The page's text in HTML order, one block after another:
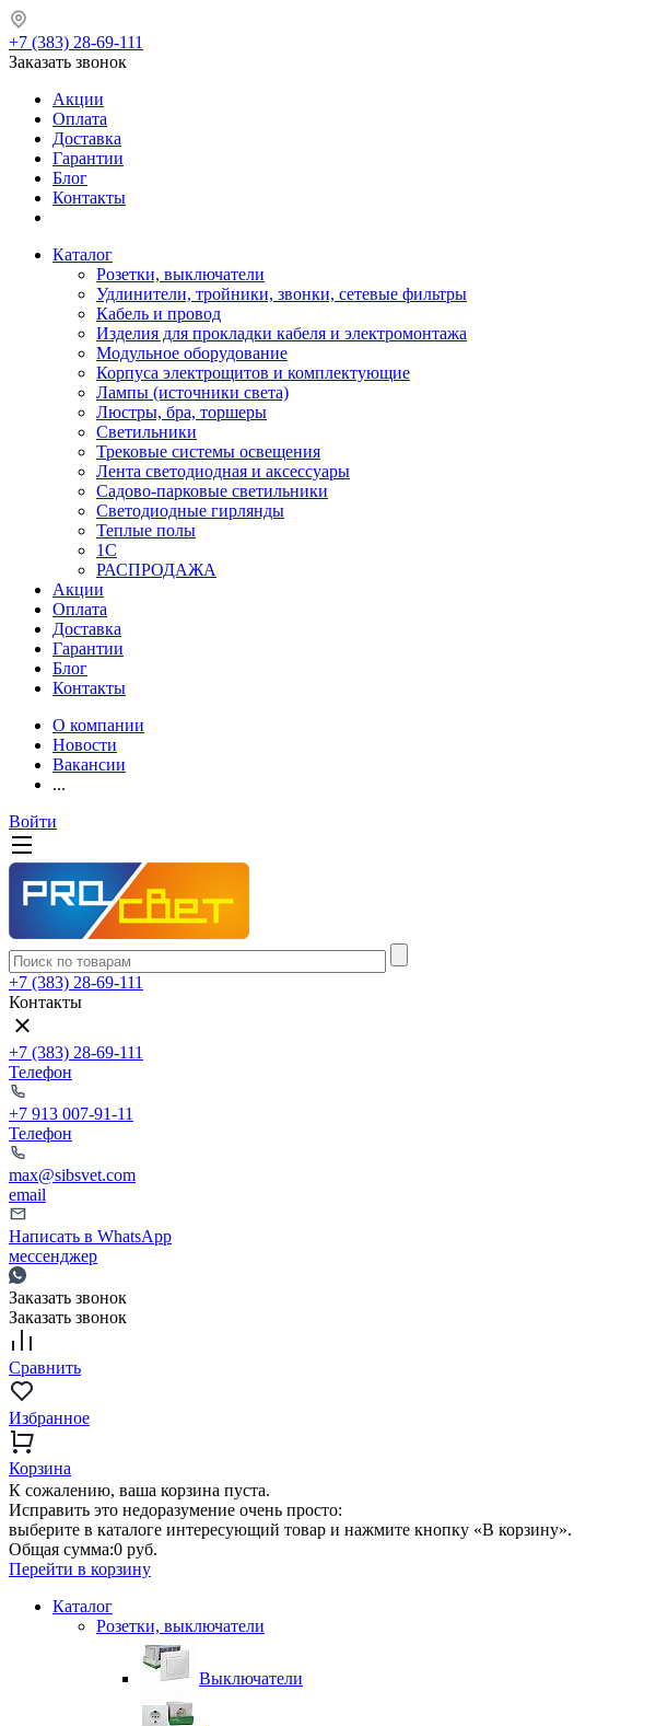
+7 (383) 28-69-111
Заказать звонок
Акции
Оплата
Доставка
Гарантии
Блог
Контакты
Каталог
Розетки, выключатели
Удлинители, тройники, звонки, сетевые фильтры
Кабель и провод
Изделия для прокладки кабеля и электромонтажа
Модульное оборудование
Корпуса электрощитов и комплектующие
Лампы (источники света)
Люстры, бра, торшеры
Светильники
Трековые системы освещения
Лента светодиодная и аксессуары
Садово-парковые светильники
Светодиодные гирлянды
Теплые полы
1С
РАСПРОДАЖА
Акции
Оплата
Доставка
Гарантии
Блог
Контакты
О компании
Новости
Вакансии
...
Войти
+7 (383) 28-69-111
Контакты
+7 (383) 28-69-111
Телефон
+7 913 007-91-11
Телефон
max@sibsvet.com
email
Написать в WhatsApp
мессенджер
Заказать звонок
Заказать звонок
Сравнить
Избранное
Корзина
К сожалению, ваша корзина пуста.
Исправить это недоразумение очень просто:
выберите в каталоге интересующий товар и нажмите кнопку «В корзину».
Общая сумма:0 руб.
Перейти в корзину
Каталог
Розетки, выключатели
Выключатели